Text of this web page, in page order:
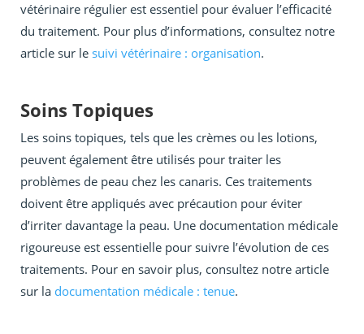
vétérinaire régulier est essentiel pour évaluer l’efficacité
du traitement. Pour plus d’informations, consultez notre
article sur le suivi vétérinaire : organisation.
Soins Topiques
Les soins topiques, tels que les crèmes ou les lotions,
peuvent également être utilisés pour traiter les
problèmes de peau chez les canaris. Ces traitements
doivent être appliqués avec précaution pour éviter
d’irriter davantage la peau. Une documentation médicale
rigoureuse est essentielle pour suivre l’évolution de ces
traitements. Pour en savoir plus, consultez notre article
sur la documentation médicale : tenue.